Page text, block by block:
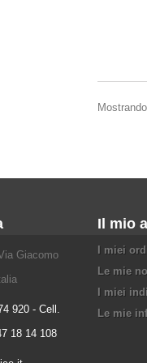
Giacomo
920 - Cell.
18 14 108
Il mio
I miei
Le mie
I miei
Le mie